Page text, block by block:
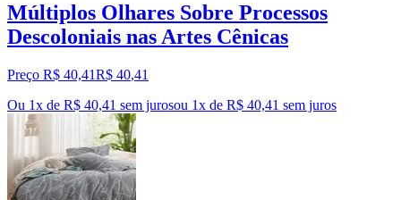
Múltiplos Olhares Sobre Processos
Descoloniais nas Artes Cênicas
Preço R$ 40,41R$ 40,41
Ou 1x de R$ 40,41 sem jurosou 1x de R$ 40,41 sem juros